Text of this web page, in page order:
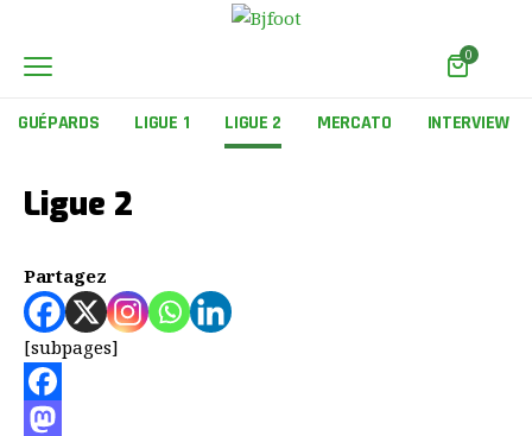
0
GUÉPARDS LIGUE 1 LIGUE 2 MERCATO INTERVIEW
Ligue 2
Partagez
[subpages]
Facebook